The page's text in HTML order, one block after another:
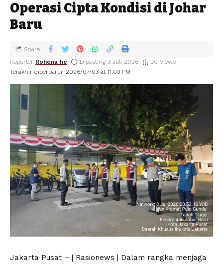
Operasi Cipta Kondisi di Johar
Baru
Terakhir diperbarui: 2026/07/03 at 11:03 PM
Reporter Rohena he Diposting 3 Juli 2026 20 Views
Share
Jakarta Pusat – | Rasionews | Dalam rangka menjaga